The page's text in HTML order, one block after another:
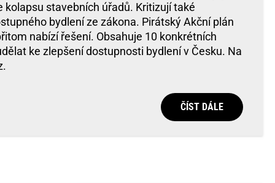
kolapsu stavebních úřadů. Kritizují také
bydlení ze zákona. Pirátský Akční plán
nabízí řešení. Obsahuje 10 konkrétních
ke zlepšení dostupnosti bydlení v Česku. Na
ČÍST DÁLE